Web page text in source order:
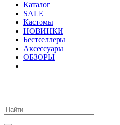
Каталог
SALE
Кастомы
НОВИНКИ
Бестселлеры
Аксессуары
ОБЗОРЫ